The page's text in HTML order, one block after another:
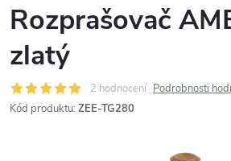
Rozprašovač
zlatý
2 hodnocení Podrobnosti
Kód produktu: ZEE-TG280